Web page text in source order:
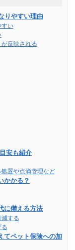
りやすい理由
い
反映される
安も紹介
置や点滴管理など
かかる？
に備える方法
する
てペット保険への加